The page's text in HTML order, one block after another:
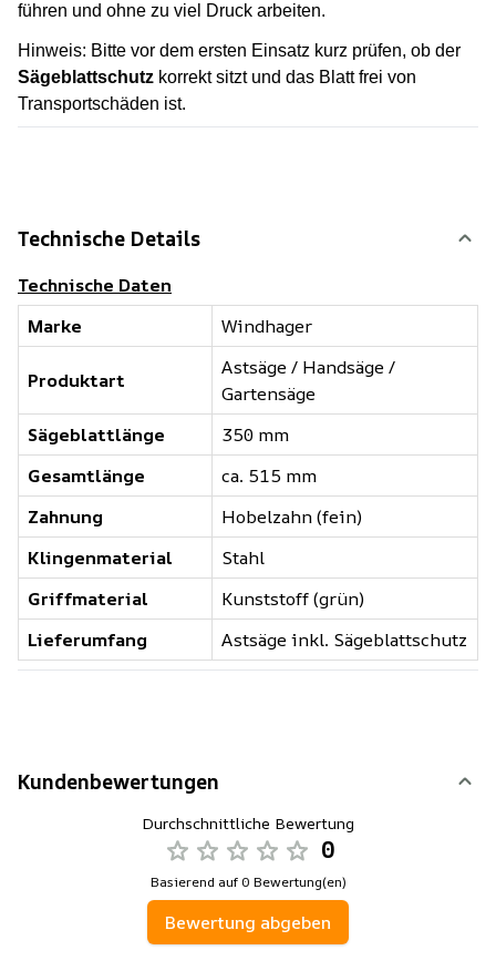
führen und ohne zu viel Druck arbeiten.
Hinweis: Bitte vor dem ersten Einsatz kurz prüfen, ob der
Sägeblattschutz korrekt sitzt und das Blatt frei von
Transportschäden ist.
Technische Details
Technische Daten
Marke
Windhager
Produktart
Astsäge / Handsäge /
Gartensäge
Sägeblattlänge
350 mm
Gesamtlänge
ca. 515 mm
Zahnung
Hobelzahn (fein)
Klingenmaterial
Stahl
Griffmaterial
Kunststoff (grün)
Lieferumfang
Astsäge inkl. Sägeblattschutz
Kundenbewertungen
Durchschnittliche Bewertung
0
Basierend auf 0 Bewertung(en)
Bewertung abgeben